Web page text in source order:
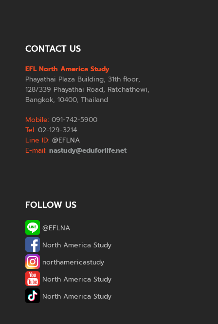
CONTACT US
EFL North America Study
Phayathai Plaza Building, 31th floor,
128/339 Phayathai Road, Ratchathewi,
Bangkok, 10400, Thailand
Mobile: 091-742-5900
Tel: 02-129-3214
Line ID: @EFLNA
E-mail: nastudy@eduforlife.net
FOLLOW US
@EFLNA
North America Study
northamericastudy
North America Study
North America Study